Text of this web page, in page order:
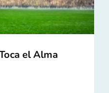
el Alma